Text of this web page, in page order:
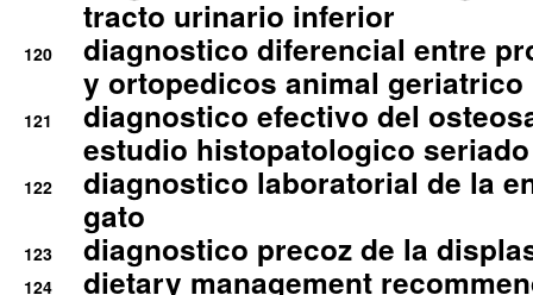
tracto urinario inferior
120
diagnostico diferencial entre
y ortopedicos animal geriatrico
121
diagnostico efectivo del
estudio histopatologico seriado
122
diagnostico laboratorial de la
gato
123 diagnostico precoz de la
124
dietary management